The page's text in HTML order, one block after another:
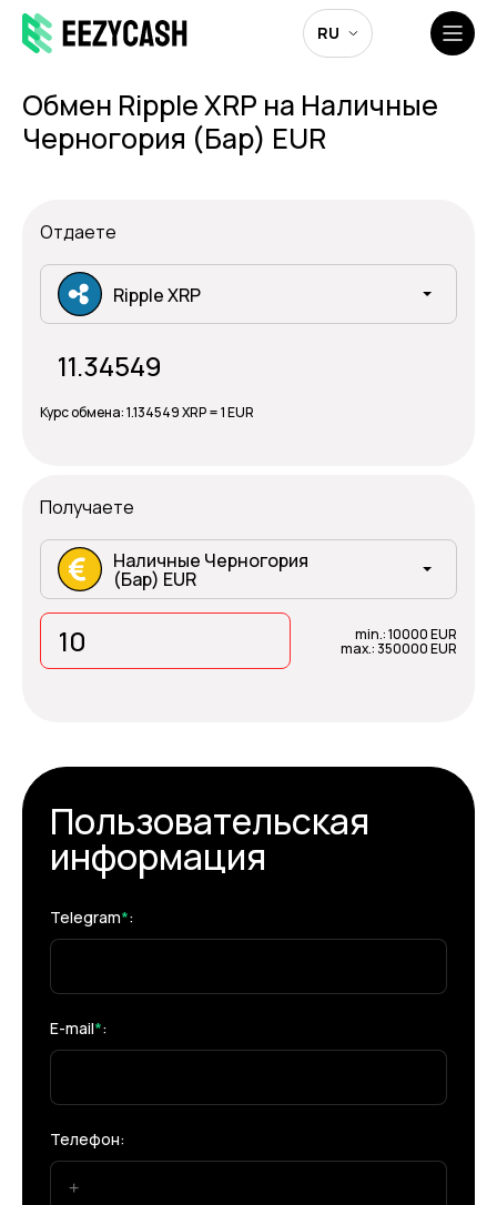
RU
Обмен Ripple XRP на Наличные
Черногория (Бар) EUR
Отдаете
Ripple XRP
Курс обмена:1.134549 XRP = 1 EUR
Получаете
Наличные Черногория
(Бар) EUR
min.: 10000 EUR
max.: 350000 EUR
Пользовательская
информация
Telegram*:
E-mail*:
Телефон: